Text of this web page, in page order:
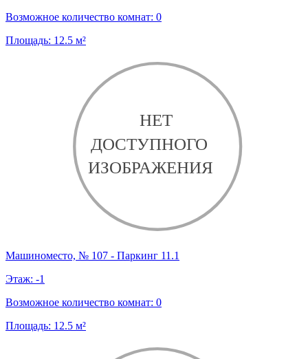
Возможное количество комнат: 0
Площадь: 12.5 м²
Машиноместо, № 107 - Паркинг 11.1
Этаж: -1
Возможное количество комнат: 0
Площадь: 12.5 м²